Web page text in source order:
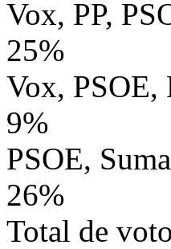
Vox, PP,
25%
Vox, PSOE,
9%
PSOE,
26%
Total de